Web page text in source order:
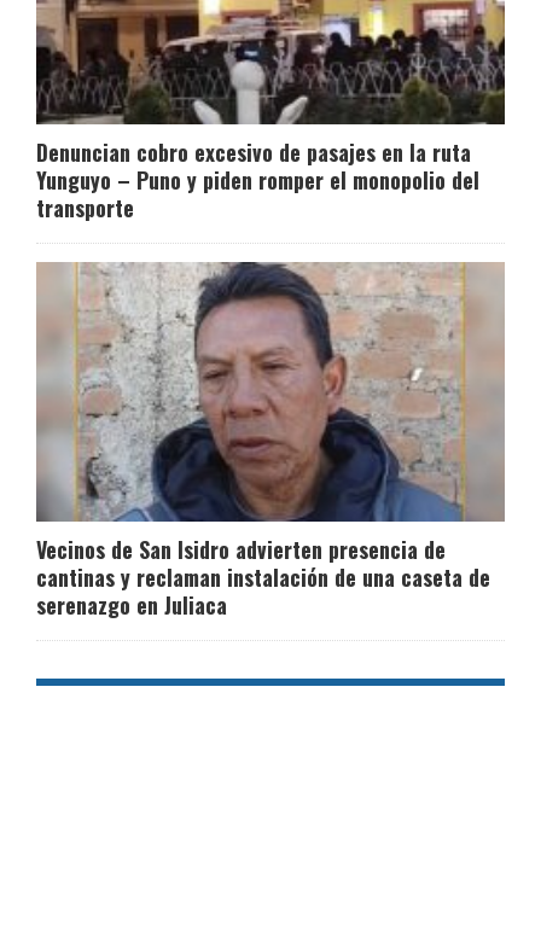
Denuncian cobro excesivo de pasajes en la ruta
Yunguyo – Puno y piden romper el monopolio del
transporte
Vecinos de San Isidro advierten presencia de
cantinas y reclaman instalación de una caseta de
serenazgo en Juliaca